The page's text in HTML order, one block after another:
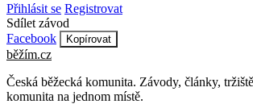
Přihlásit se Registrovat
Sdílet závod
Facebook
Kopírovat
běžím.cz
Česká běžecká komunita. Závody, články,
komunita na jednom místě.